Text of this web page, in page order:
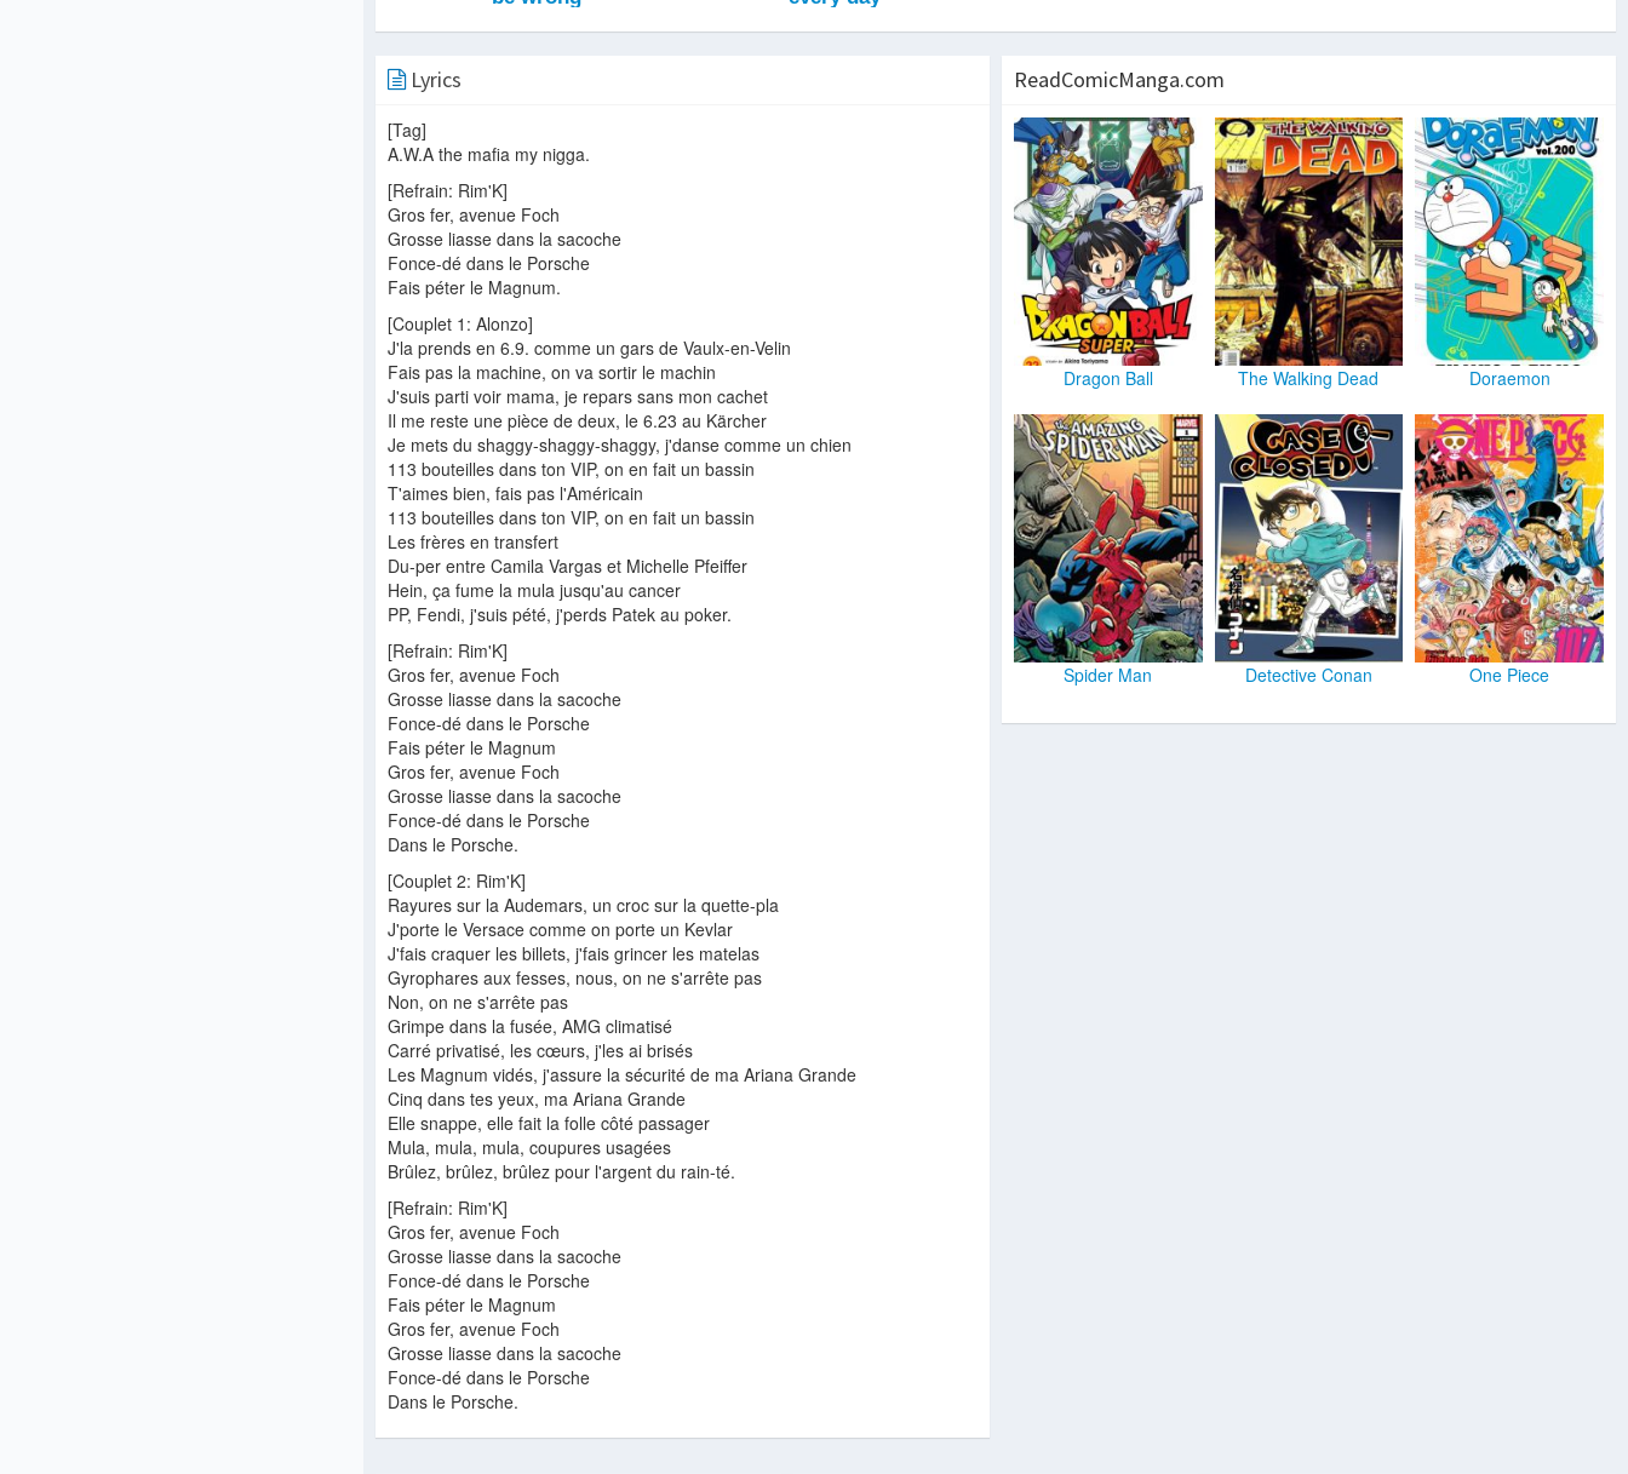
Lyrics
[Tag]
A.W.A the mafia my nigga.
[Refrain: Rim'K]
Gros fer, avenue Foch
Grosse liasse dans la sacoche
Fonce-dé dans le Porsche
Fais péter le Magnum.
[Couplet 1: Alonzo]
J'la prends en 6.9. comme un gars de Vaulx-en-Velin
Fais pas la machine, on va sortir le machin
J'suis parti voir mama, je repars sans mon cachet
Il me reste une pièce de deux, le 6.23 au Kärcher
Je mets du shaggy-shaggy-shaggy, j'danse comme un chien
113 bouteilles dans ton VIP, on en fait un bassin
T'aimes bien, fais pas l'Américain
113 bouteilles dans ton VIP, on en fait un bassin
Les frères en transfert
Du-per entre Camila Vargas et Michelle Pfeiffer
Hein, ça fume la mula jusqu'au cancer
PP, Fendi, j'suis pété, j'perds Patek au poker.
[Refrain: Rim'K]
Gros fer, avenue Foch
Grosse liasse dans la sacoche
Fonce-dé dans le Porsche
Fais péter le Magnum
Gros fer, avenue Foch
Grosse liasse dans la sacoche
Fonce-dé dans le Porsche
Dans le Porsche.
[Couplet 2: Rim'K]
Rayures sur la Audemars, un croc sur la quette-pla
J'porte le Versace comme on porte un Kevlar
J'fais craquer les billets, j'fais grincer les matelas
Gyrophares aux fesses, nous, on ne s'arrête pas
Non, on ne s'arrête pas
Grimpe dans la fusée, AMG climatisé
Carré privatisé, les cœurs, j'les ai brisés
Les Magnum vidés, j'assure la sécurité de ma Ariana Grande
Cinq dans tes yeux, ma Ariana Grande
Elle snappe, elle fait la folle côté passager
Mula, mula, mula, coupures usagées
Brûlez, brûlez, brûlez pour l'argent du rain-té.
[Refrain: Rim'K]
Gros fer, avenue Foch
Grosse liasse dans la sacoche
Fonce-dé dans le Porsche
Fais péter le Magnum
Gros fer, avenue Foch
Grosse liasse dans la sacoche
Fonce-dé dans le Porsche
Dans le Porsche.
ReadComicManga.com
Dragon Ball The Walking Dead Doraemon
Spider Man Detective Conan One Piece